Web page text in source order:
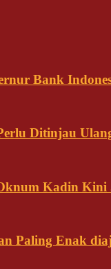
Bank
Ditinjau
Kadin
Paling Enak